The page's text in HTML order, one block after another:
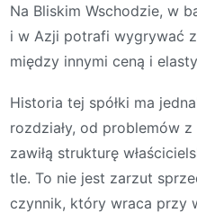
Na Bliskim Wschodzie, w
i w Azji potrafi wygrywać
między innymi ceną i
Historia tej spółki ma
rozdziały, od problemów
zawiłą strukturę
tle. To nie jest zarzut
czynnik, który wraca przy